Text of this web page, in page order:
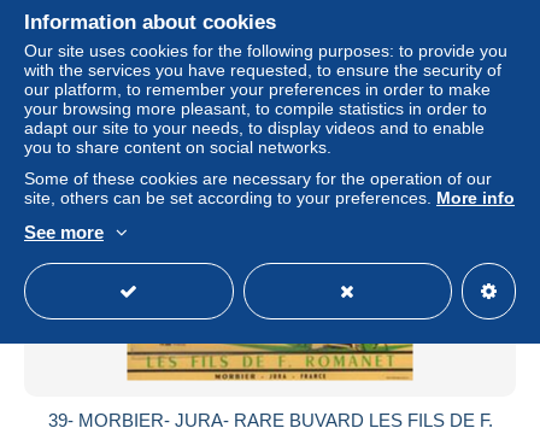
± $26.58
Status Professional
39- MORBIER- JURA- RARE BUVARD LES FILS DE F.
Information about cookies
Our site uses cookies for the following purposes: to provide you
with the services you have requested, to ensure the security of
our platform, to remember your preferences in order to make
your browsing more pleasant, to compile statistics in order to
adapt our site to your needs, to display videos and to enable
you to share content on social networks.
Some of these cookies are necessary for the operation of our
site, others can be set according to your preferences. More info
See more